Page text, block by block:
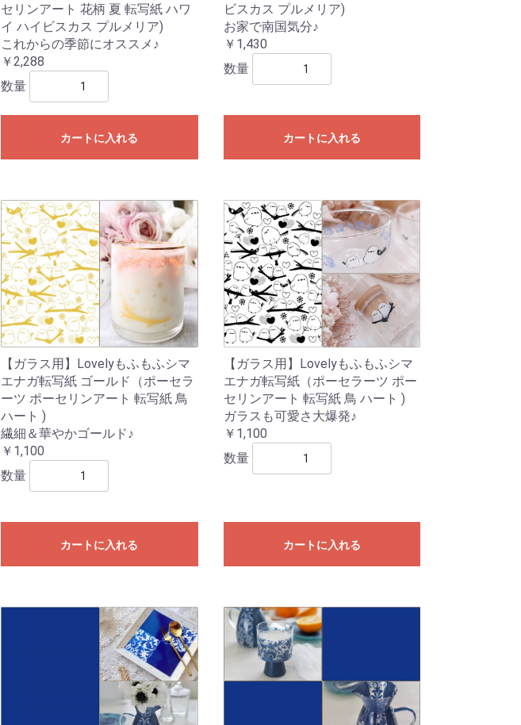
セリンアート 花柄 夏 転写紙 ハワ
イ ハイビスカス プルメリア)
これからの季節にオススメ♪
￥2,288
数量
カートに入れる
ビスカス プルメリア)
お家で南国気分♪
￥1,430
数量
カートに入れる
【ガラス用】Lovelyもふもふシマ
エナガ転写紙 ゴールド（ポーセラ
ーツ ポーセリンアート 転写紙 鳥
ハート )
繊細＆華やかゴールド♪
￥1,100
数量
カートに入れる
【ガラス用】Lovelyもふもふシマ
エナガ転写紙（ポーセラーツ ポー
セリンアート 転写紙 鳥 ハート )
ガラスも可愛さ大爆発♪
￥1,100
数量
カートに入れる